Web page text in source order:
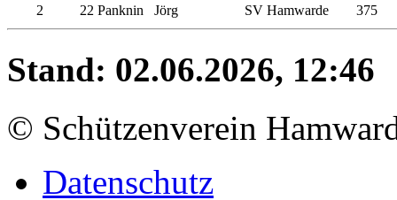
2
22 Panknin Jörg SV Hamwarde 375
Stand: 02.06.2026, 12:46
© Schützenverein
Datenschutz